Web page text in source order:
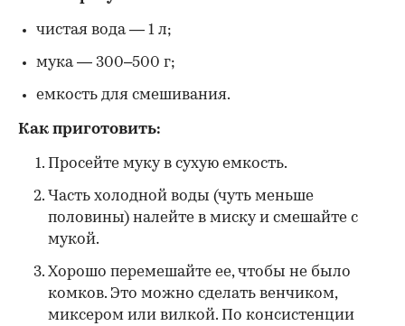
чистая вода — 1 л;
мука — 300–500 г;
емкость для смешивания.
Как приготовить:
Просейте муку в сухую емкость.
Часть холодной воды (чуть меньше
половины) налейте в миску и смешайте с
мукой.
Хорошо перемешайте ее, чтобы не было
комков. Это можно сделать венчиком,
миксером или вилкой. По консистенции